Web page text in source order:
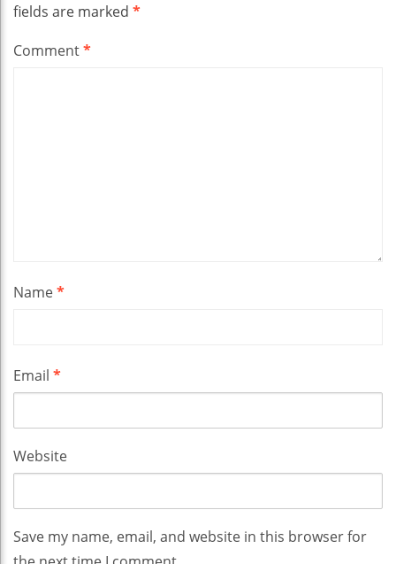
fields are marked *
Comment*
Name*
Email *
Website
Save my name, email, and website in this browser for